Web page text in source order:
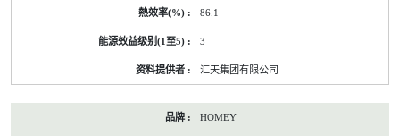
86.1
3
汇天集团有限公司
HOMEY